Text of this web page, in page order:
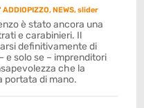
ADDIOPIZZO,NEWS,slider
è stato ancora una
e carabinieri. Il
definitivamente di
e solo se – imprenditori
che la
portata di mano.